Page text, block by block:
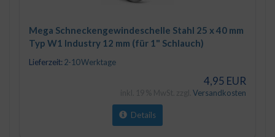
Mega Schneckengewindeschelle Stahl 25 x 40 mm
Typ W1 Industry 12 mm (für 1" Schlauch)
Lieferzeit: 2-10 Werktage
4,95 EUR
Versandkosten
Details